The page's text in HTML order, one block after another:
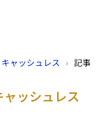
キャッシュレス › 記事
ャッシュレス